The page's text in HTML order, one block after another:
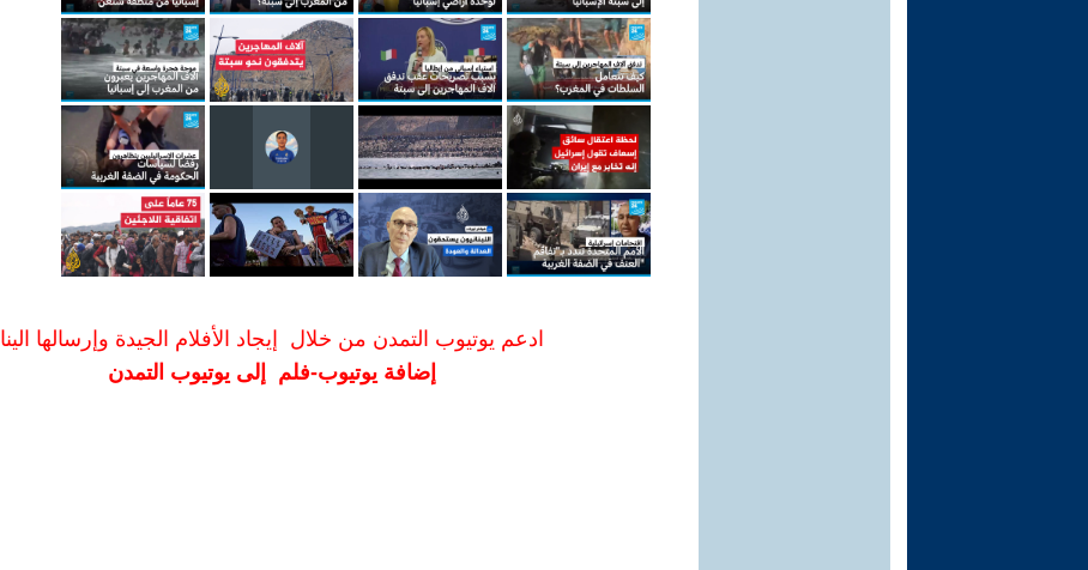
ادعم يوتيوب التمدن من خلال إيجاد الأفلام الجيدة وإرسالها الينا
إضافة يوتيوب-فلم إلى يوتيوب التمدن